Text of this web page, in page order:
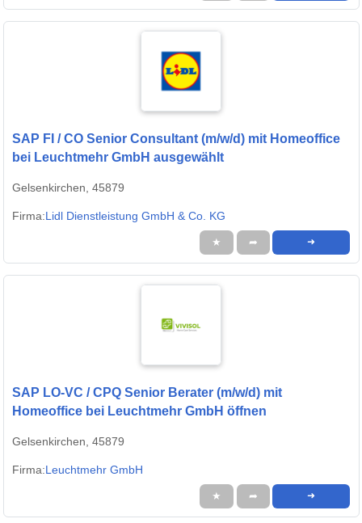
SAP FI / CO Senior Consultant (m/w/d) mit Homeoffice
bei Leuchtmehr GmbH ausgewählt
Gelsenkirchen, 45879
Firma:Lidl Dienstleistung GmbH & Co. KG
★ ➦ ➜
SAP LO-VC / CPQ Senior Berater (m/w/d) mit
Homeoffice bei Leuchtmehr GmbH öffnen
Gelsenkirchen, 45879
Firma:Leuchtmehr GmbH
★ ➦ ➜